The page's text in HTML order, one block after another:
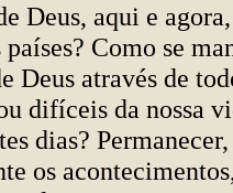
Deus, aqui e
Como se
Deus através de
difíceis da nossa
dias?
os